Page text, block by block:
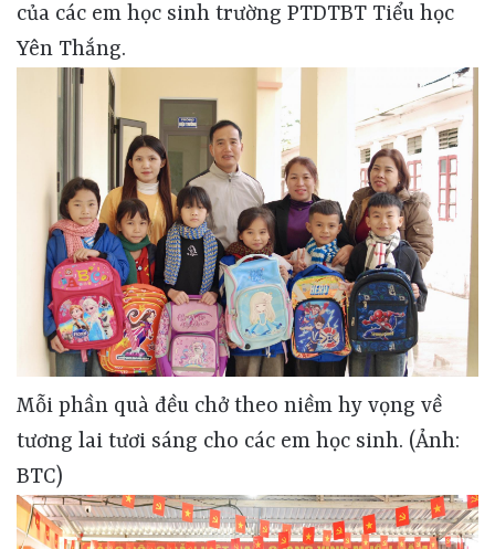
của các em học sinh trường PTDTBT Tiểu học
Yên Thắng.
Mỗi phần quà đều chở theo niềm hy vọng về
tương lai tươi sáng cho các em học sinh. (Ảnh:
BTC)